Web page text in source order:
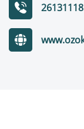
26131118